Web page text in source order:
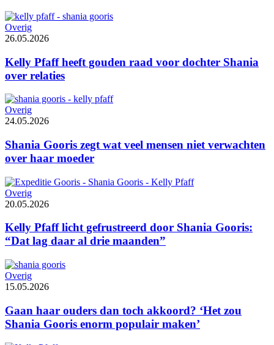
Overig
26.05.2026
Kelly Pfaff heeft gouden raad voor dochter Shania
over relaties
Overig
24.05.2026
Shania Gooris zegt wat veel mensen niet verwachten
over haar moeder
Overig
20.05.2026
Kelly Pfaff licht gefrustreerd door Shania Gooris:
“Dat lag daar al drie maanden”
Overig
15.05.2026
Gaan haar ouders dan toch akkoord? ‘Het zou
Shania Gooris enorm populair maken’